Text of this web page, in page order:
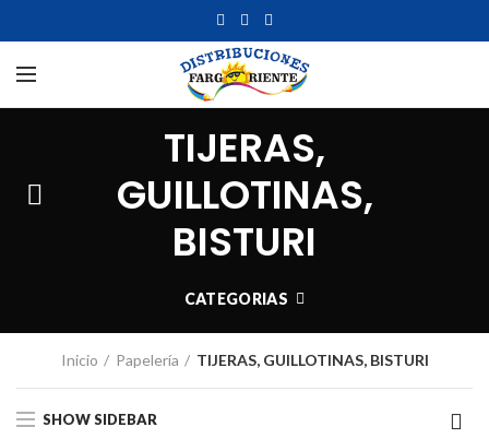
TIJERAS,
GUILLOTINAS,
BISTURI
CATEGORIAS
Inicio Papelería TIJERAS, GUILLOTINAS, BISTURI
SHOW SIDEBAR